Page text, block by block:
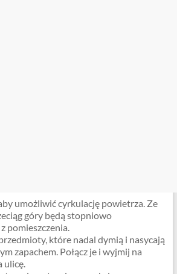
umożliwić cyrkulację powietrza. Ze
góry będą stopniowo
pomieszczenia.
które nadal dymią i nasycają
zapachem. Połącz je i wyjmij na
ulicę.